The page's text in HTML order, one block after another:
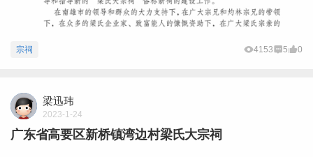
宗祠 4153 5 0
梁迅玮
2023-1-24
广东省高要区新桥镇湾边村梁氏大宗祠